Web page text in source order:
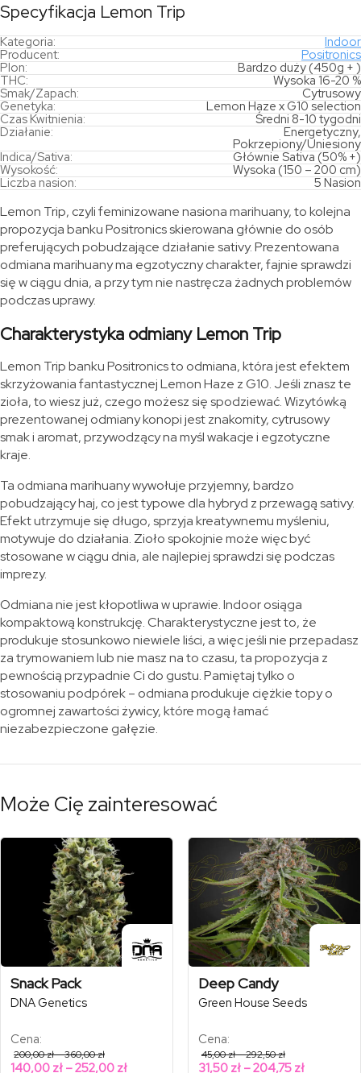
Specyfikacja Lemon Trip
Kategoria:
Indoor
Producent:
Positronics
Plon:
Bardzo duży (450g + )
THC:
Wysoka 16-20 %
Smak/Zapach:
Cytrusowy
Genetyka:
Lemon Haze x G10 selection
Czas Kwitnienia:
Średni 8-10 tygodni
Działanie:
Energetyczny,
Pokrzepiony/Uniesiony
Indica/Sativa:
Głównie Sativa (50% +)
Wysokość:
Wysoka (150 – 200 cm)
Liczba nasion:
5 Nasion
Lemon Trip, czyli feminizowane nasiona marihuany, to kolejna
propozycja banku Positronics skierowana głównie do osób
preferujących pobudzające działanie sativy. Prezentowana
odmiana marihuany ma egzotyczny charakter, fajnie sprawdzi
się w ciągu dnia, a przy tym nie nastręcza żadnych problemów
podczas uprawy.
Charakterystyka odmiany Lemon Trip
Lemon Trip banku Positronics to odmiana, która jest efektem
skrzyżowania fantastycznej Lemon Haze z G10. Jeśli znasz te
zioła, to wiesz już, czego możesz się spodziewać. Wizytówką
prezentowanej odmiany konopi jest znakomity, cytrusowy
smak i aromat, przywodzący na myśl wakacje i egzotyczne
kraje.
Ta odmiana marihuany wywołuje przyjemny, bardzo
pobudzający haj, co jest typowe dla hybryd z przewagą sativy.
Efekt utrzymuje się długo, sprzyja kreatywnemu myśleniu,
motywuje do działania. Zioło spokojnie może więc być
stosowane w ciągu dnia, ale najlepiej sprawdzi się podczas
imprezy.
Odmiana nie jest kłopotliwa w uprawie. Indoor osiąga
kompaktową konstrukcję. Charakterystyczne jest to, że
produkuje stosunkowo niewiele liści, a więc jeśli nie przepadasz
za trymowaniem lub nie masz na to czasu, ta propozycja z
pewnością przypadnie Ci do gustu. Pamiętaj tylko o
stosowaniu podpórek – odmiana produkuje ciężkie topy o
ogromnej zawartości żywicy, które mogą łamać
niezabezpieczone gałęzie.
Może Cię zainteresować
Snack Pack
DNA Genetics
Cena:
200,00zł–360,00złZakres
cen:
140,00 zł –252,00 złZakres
Deep Candy
Green House Seeds
Cena:
45,00zł–292,50złZakres
cen:
31,50 zł –204,75 złZakres